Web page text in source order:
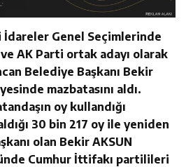
Genel Seçimlerinde
AK Parti ortak adayı olarak
Belediye Başkanı Bekir
mazbatasını aldı.
oy kullandığı
30 bin 217 oy ile yeniden
olan Bekir AKSUN
Cumhur İttifakı partilileri